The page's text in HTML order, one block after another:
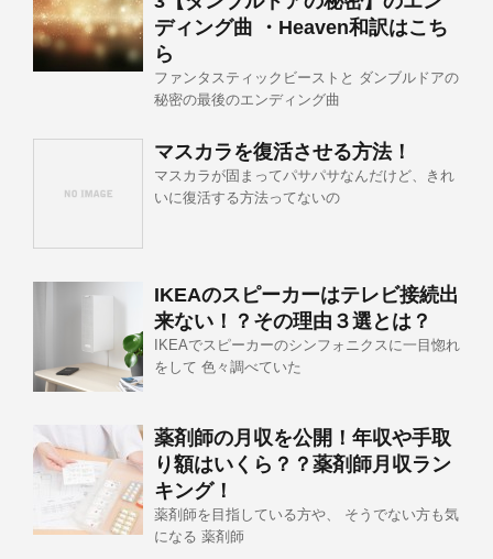
ディング曲 ・Heaven和訳はこち
ら
ファンタスティックビーストと ダンブルドアの
秘密の最後のエンディング曲
マスカラを復活させる方法！
マスカラが固まってパサパサなんだけど、きれ
いに復活する方法ってないの
IKEAのスピーカーはテレビ接続出
来ない！？その理由３選とは？
IKEAでスピーカーのシンフォニクスに一目惚れ
をして 色々調べていた
薬剤師の月収を公開！年収や手取
り額はいくら？？薬剤師月収ラン
キング！
薬剤師を目指している方や、 そうでない方も気
になる 薬剤師